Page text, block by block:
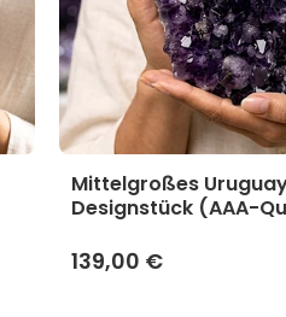
Mittelgroßes
Designstück (AAA-
139,00 €